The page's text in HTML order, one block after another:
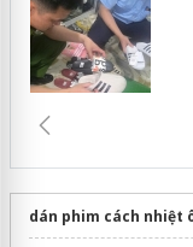
dán phim cách nhiệt